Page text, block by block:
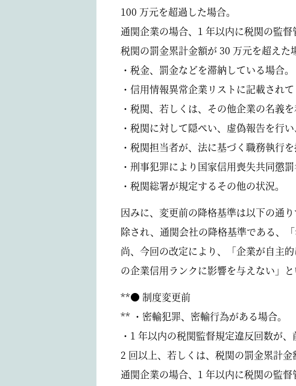
100 万元を超過した場合。
通関企業の場合、1 年以内に税関の監
税関の罰金累計金額が 30 万元を超えた
・税金、罰金などを滞納している場合。
・信用情報異常企業リストに記載され
・税関、若しくは、その他企業の名義
・税関に対して隠ぺい、虚偽報告を行
・税関担当者が、法に基づく職務執行
・刑事犯罪により国家信用喪失共同懲
・税関総署が規定するその他の状況。
因みに、変更前の降格基準は以下の通
除され、通関会社の降格基準である、
尚、今回の改定により、「企業が自主
の企業信用ランクに影響を与えない」
**● 制度変更前
** ・密輸犯罪、密輸行為がある場合。
・1 年以内の税関監督規定違反回数が
2 回以上、若しくは、税関の罰金累計金
通関企業の場合、1 年以内に税関の監